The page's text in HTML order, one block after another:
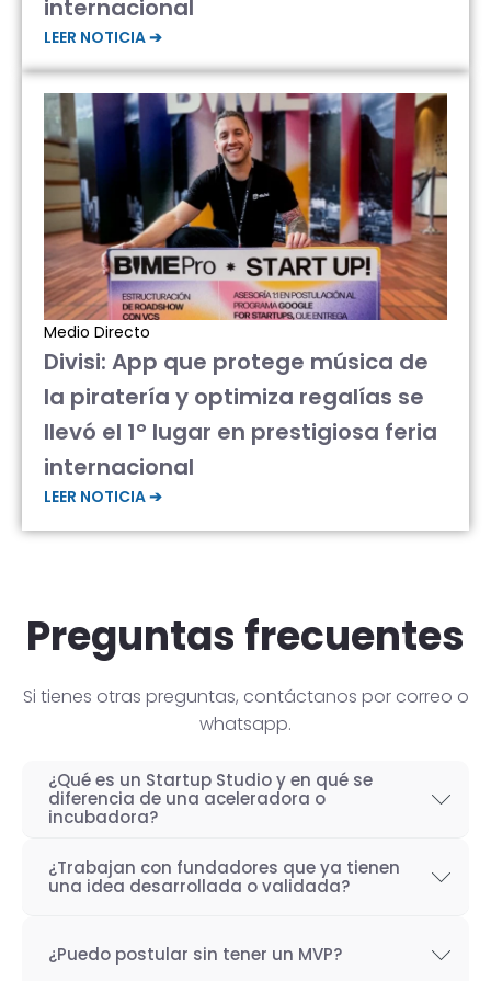
internacional
LEER NOTICIA ➔
Medio Directo
Divisi: App que protege música de
la piratería y optimiza regalías se
llevó el 1° lugar en prestigiosa feria
internacional
LEER NOTICIA ➔
Preguntas frecuentes
Si tienes otras preguntas, contáctanos por correo o
whatsapp.
¿Qué es un Startup Studio y en qué se
diferencia de una aceleradora o
incubadora?
Un Startup Studio es una organización capaz
de construir startups de manera iterativa,
con experiencia. También se les conoce
¿Trabajan con fundadores que ya tienen
una idea desarrollada o validada?
Startup Studio es lograr un proceso iterativo
¿Puedo postular sin tener un MVP?